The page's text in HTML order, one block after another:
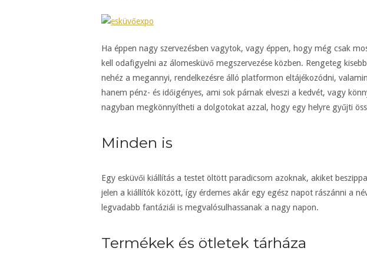
Ha éppen nagy szervezésben vagytok, vagy éppen, hogy még csak
kell odafigyelni az álomesküvő megszervezése közben. Rengeteg
nehéz a megannyi, rendelkezésre álló platformon eltájékozódni,
hanem pénz- és időigényes, ami sok párnak elveszi a kedvét, vagy
nagyban megkönnyítheti a dolgotokat azzal, hogy egy helyre gyűjti
Minden is
Egy esküvői kiállítás a testet öltött paradicsom azoknak, akiket
jelen a kiállítók között, így érdemes akár egy egész napot rászánni a
legvadabb fantáziái is megvalósulhassanak a nagy napon.
Termékek és ötletek tárháza